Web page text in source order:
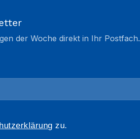
der Woche direkt in Ihr Postfach.